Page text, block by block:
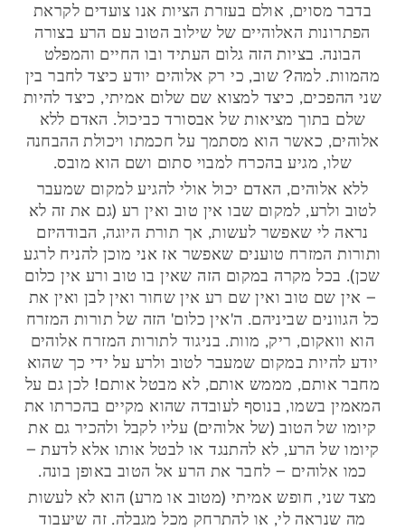
בדבר מסוים, אולם בעזרת הציות אנו צועדים לקראת
הפתרונות האלוהיים של שילוב הטוב עם הרע בצורה
הבונה. בציות הזה גלום העתיד ובו החיים והמפלט
מהמוות. למה? שוב, כי רק אלוהים יודע כיצד לחבר בין
שני ההפכים, כיצד למצוא שם שלום אמיתי, כיצד להיות
שלם בתוך מציאות של אבסורד כביכול. האדם ללא
אלוהים, כאשר הוא מסתמך על חכמתו ויכולת ההבחנה
שלו, מגיע בהכרח למבוי סתום ושם הוא מובס.
ללא אלוהים, האדם יכול אולי להגיע למקום שמעבר
לטוב ולרע, למקום שבו אין טוב ואין רע (גם את זה לא
נראה לי שאפשר לעשות, אך תורת היוגה, הבודהיזם
ותורות המזרח טוענים שאפשר אז אני מוכן להניח לרגע
שכן). בכל מקרה במקום הזה שאין בו טוב ורע אין כלום
– אין שם טוב ואין שם רע אין שחור ואין לבן ואין את
כל הגוונים שביניהם. ה'אין כלום' הזה של תורות המזרח
הוא וואקום, ריק, מוות. בניגוד לתורות המזרח אלוהים
יודע להיות במקום שמעבר לטוב ולרע על ידי כך שהוא
מחבר אותם, מממש אותם, לא מבטל אותם! לכן גם על
המאמין בשמו, בנוסף לעובדה שהוא מקיים בהכרתו את
קיומו של הטוב (של אלוהים) עליו לקבל ולהכיר גם את
קיומו של הרע, לא להתנגד או לבטל אותו אלא לדעת –
כמו אלוהים – לחבר את הרע אל הטוב באופן בונה.
מצד שני, חופש אמיתי (מטוב או מרע) הוא לא לעשות
מה שנראה לי, או להתרחק מכל מגבלה. זה שיעבוד